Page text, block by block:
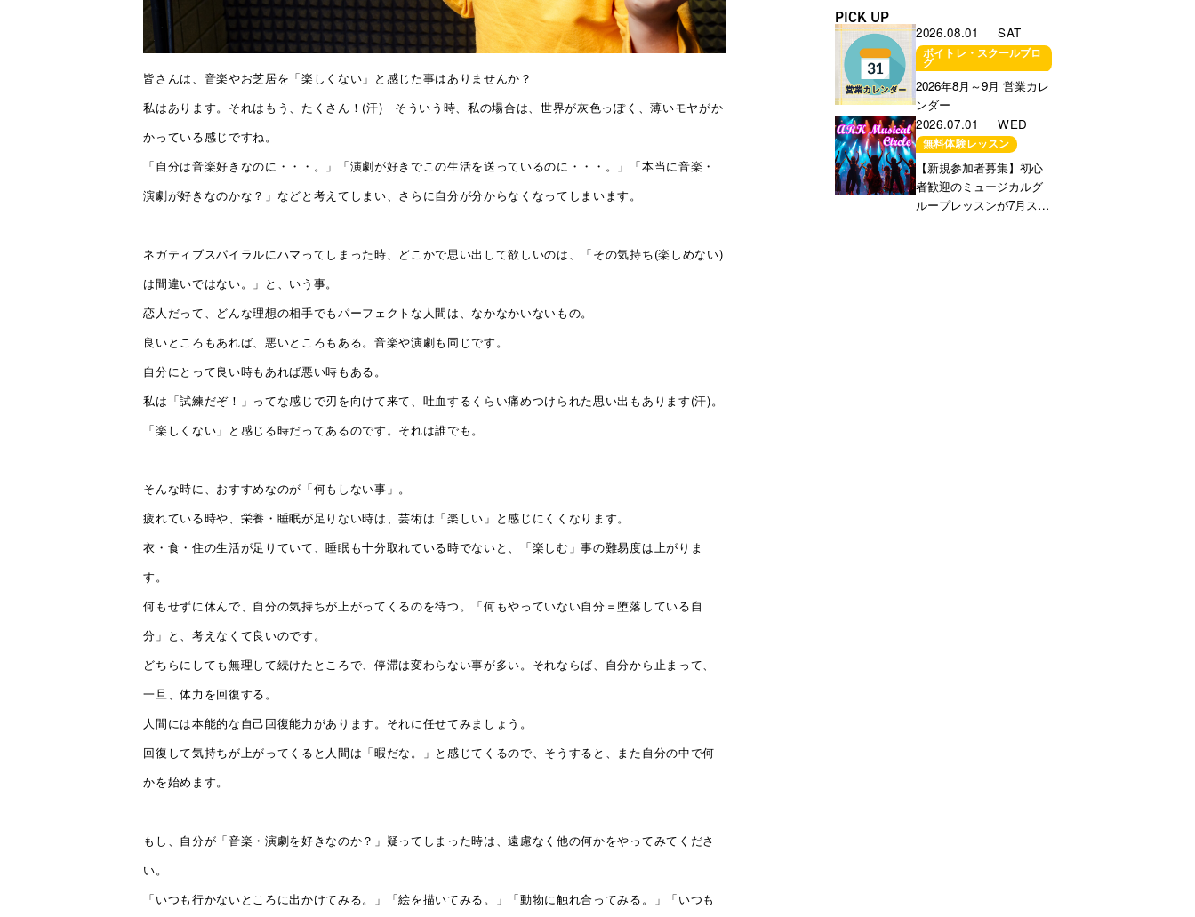
皆さんは、音楽やお芝居を「楽しくない」と感じた事はありませんか？
私はあります。それはもう、たくさん！(汗) そういう時、私の場合は、世界が灰色っぽく、薄いモヤがか
かっている感じですね。
「自分は音楽好きなのに・・・。」「演劇が好きでこの生活を送っているのに・・・。」「本当に音楽・
演劇が好きなのかな？」などと考えてしまい、さらに自分が分からなくなってしまいます。
ネガティブスパイラルにハマってしまった時、どこかで思い出して欲しいのは、「その気持ち(楽しめない)
は間違いではない。」と、いう事。
恋人だって、どんな理想の相手でもパーフェクトな人間は、なかなかいないもの。
良いところもあれば、悪いところもある。音楽や演劇も同じです。
自分にとって良い時もあれば悪い時もある。
私は「試練だぞ！」ってな感じで刃を向けて来て、吐血するくらい痛めつけられた思い出もあります(汗)。
「楽しくない」と感じる時だってあるのです。それは誰でも。
そんな時に、おすすめなのが「何もしない事」。
疲れている時や、栄養・睡眠が足りない時は、芸術は「楽しい」と感じにくくなります。
衣・食・住の生活が足りていて、睡眠も十分取れている時でないと、「楽しむ」事の難易度は上がりま
す。
何もせずに休んで、自分の気持ちが上がってくるのを待つ。「何もやっていない自分＝堕落している自
分」と、考えなくて良いのです。
どちらにしても無理して続けたところで、停滞は変わらない事が多い。それならば、自分から止まって、
一旦、体力を回復する。
人間には本能的な自己回復能力があります。それに任せてみましょう。
回復して気持ちが上がってくると人間は「暇だな。」と感じてくるので、そうすると、また自分の中で何
かを始めます。
もし、自分が「音楽・演劇を好きなのか？」疑ってしまった時は、遠慮なく他の何かをやってみてくださ
い。
「いつも行かないところに出かけてみる。」「絵を描いてみる。」「動物に触れ合ってみる。」「いつも
PICK UP
2026.08.01 SAT
ボイトレ・スクールブロ
グ
営業に関するお知らせ
2026年8月～9月 営業カレ
ンダー
2026.07.01
WED
無料体験レッスン
【新規参加者募集】初心
者歓迎のミュージカルグ
ループレッスンが7月スタ